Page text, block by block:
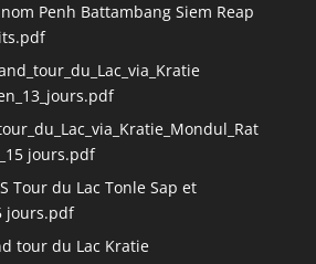
Penh Battambang Siem Reap
jours.pdf
Tour du Lac Tonle Sap et
jours.pdf
tour du Lac Kratie